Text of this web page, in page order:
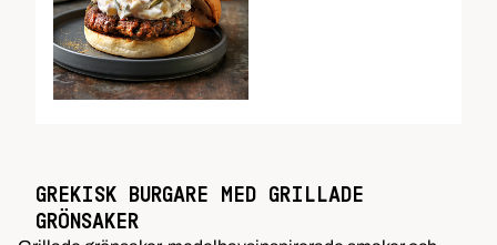
GREKISK BURGARE MED GRILLADE
GRÖNSAKER